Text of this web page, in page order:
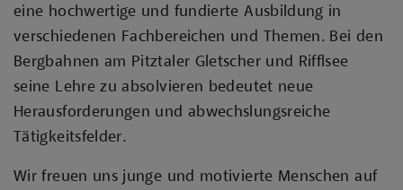
eine hochwertige und fundierte Ausbildung in
verschiedenen Fachbereichen und Themen. Bei den
Bergbahnen am Pitztaler Gletscher und Rifflsee
seine Lehre zu absolvieren bedeutet neue
Herausforderungen und abwechslungsreiche
Tätigkeitsfelder.
Wir freuen uns junge und motivierte Menschen auf